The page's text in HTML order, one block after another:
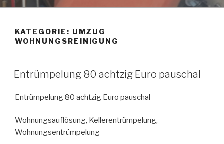
KATEGORIE: UMZUG
WOHNUNGSREINIGUNG
VERÖFFENTLICHT
AM
Entrümpelung 80 achtzig Euro pauschal
Entrümpelung 80 achtzig Euro pauschal
Wohnungsauflösung, Kellerentrümpelung,
Wohnungsentrümpelung